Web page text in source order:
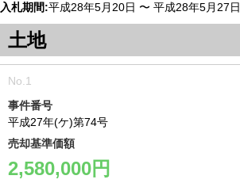
入札期間 平成28年5月20日 〜 平成28年5月27日
土地
事件番号
平成27年(ケ)第74号
売却基準価額
2,580,000円